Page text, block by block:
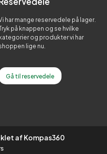
har mange reservedele på lager.
på knappen og se hvilke
kategorier og produkter vi har
lige nu.
Gå til reservedele
af Kompas360